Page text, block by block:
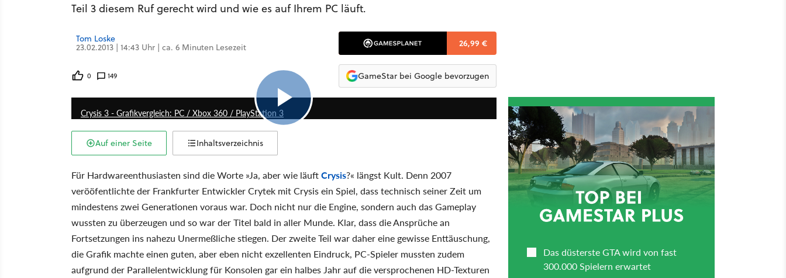
Teil 3 diesem Ruf gerecht wird und wie es auf Ihrem PC läuft.
Tom Loske
23.02.2013 | 14:43 Uhr | ca. 6 Minuten Lesezeit
0 149
26,99 €
GameStar bei Google bevorzugen
2:46
Crysis 3 - Grafikvergleich: PC / Xbox 360 / PlayStation 3
Auf einer Seite Inhaltsverzeichnis
Für Hardwareenthusiasten sind die Worte »Ja, aber wie läuftCrysis?« längst Kult. Denn 2007
verööfentlichte der Frankfurter Entwickler Crytek mit Crysis ein Spiel, dass technisch seiner Zeit um
mindestens zwei Generationen voraus war. Doch nicht nur die Engine, sondern auch das Gameplay
wussten zu überzeugen und so war der Titel bald in aller Munde. Klar, dass die Ansprüche an
Fortsetzungen ins nahezu Unermeßliche stiegen. Der zweite Teil war daher eine gewisse Enttäuschung,
die Grafik machte einen guten, aber eben nicht exzellenten Eindruck, PC-Spieler mussten zudem
aufgrund der Parallelentwicklung für Konsolen gar ein halbes Jahr auf die versprochenen HD-Texturen